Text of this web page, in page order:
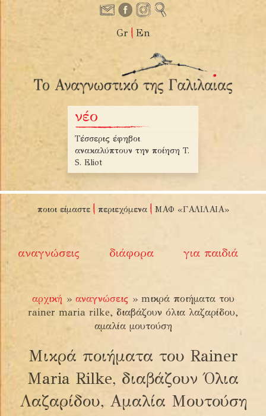
Gr En
νέο
Χριστουγέννων –
Τέσσερις έφηβοι
ανακαλύπτουν την ποίηση T.
S. Eliot
ποιοι είμαστε περιεχόμενα ΜΑΦ «ΓΑΛΙΛΑΙΑ»
αναγνώσεις διάφορα για παιδιά
αρχική » αναγνώσεις » mικρά ποιήματα του
rainer maria rilke, διαβάζουν όλια λαζαρίδου,
αμαλία μουτούση
Mικρά ποιήματα του Rainer
Maria Rilke, διαβάζουν Όλια
Λαζαρίδου, Αμαλία Μουτούση